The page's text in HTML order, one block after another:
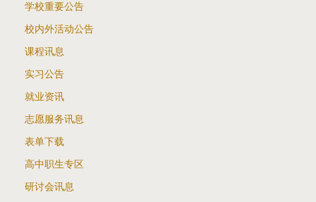
学校重要公告
校内外活动公告
课程讯息
实习公告
就业资讯
志愿服务讯息
表单下载
高中职生专区
研讨会讯息